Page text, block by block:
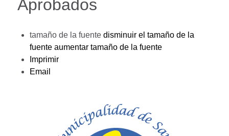
Aprobados
tamaño de la fuente disminuir el tamaño de la
fuente aumentar tamaño de la fuente
Imprimir
Email